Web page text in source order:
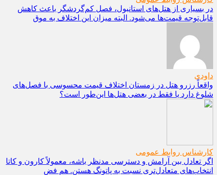
در بسیاری از هتل‌های استانبول، فصل کم‌گردشگر باعث کاهش
قابل‌توجه قیمت‌ها می‌شود. البته میزان این اختلاف به موق
داودی
واقعاً رزرو هتل در زمستان اختلاف قیمت محسوسی با فصل‌های
شلوغ دارد یا فقط در بعضی هتل‌ها این‌طور است؟
کارشناس روابط عمومی
اگر تعادل بین آرامش و دسترسی مدنظر باشه، معمولاً کارون و کاتا
انتخاب‌های متعادل‌تری نسبت به پاتونگ هستن. هم فض